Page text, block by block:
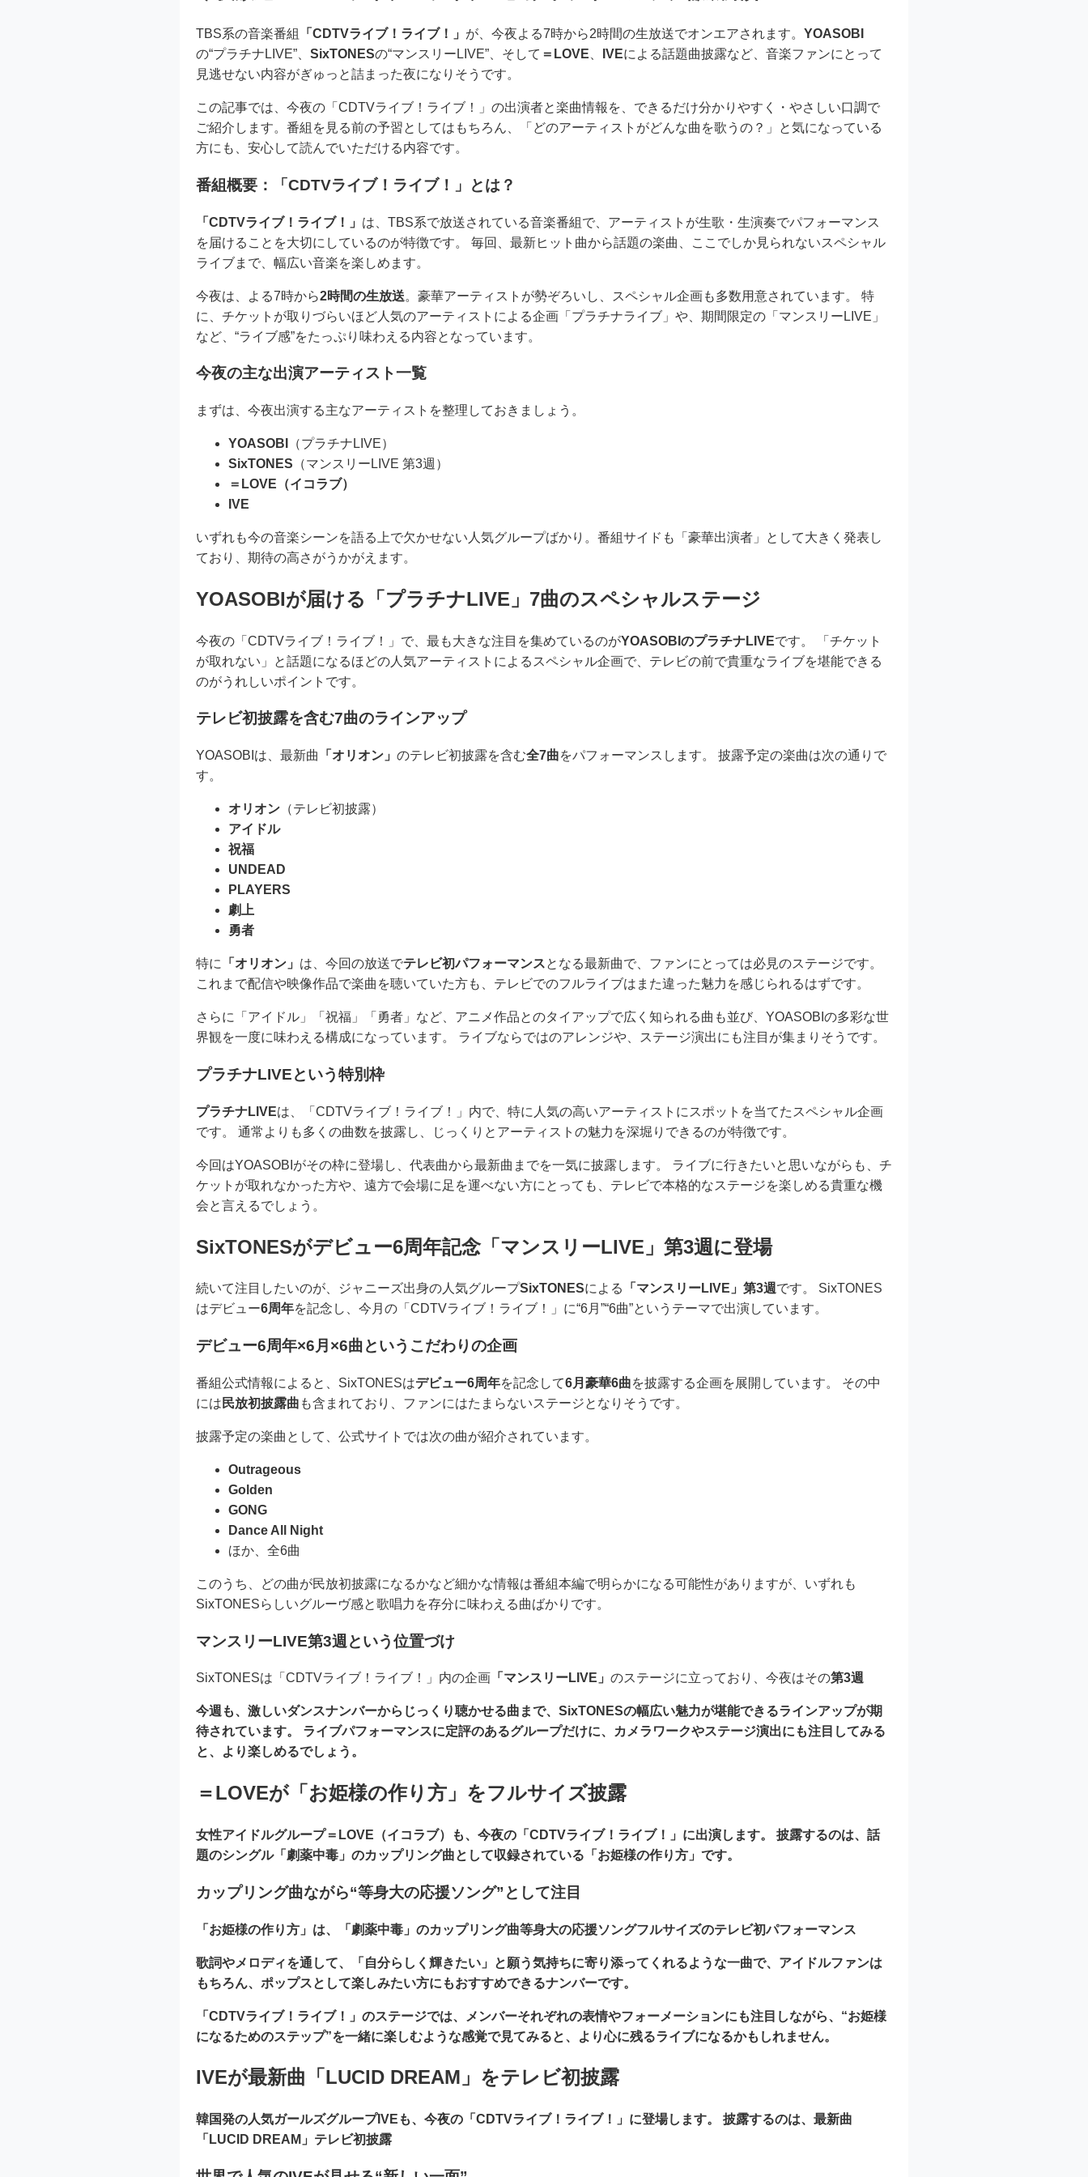
TBS系の音楽番組 「CDTVライブ！ライブ！」 が、今夜よる7時から2時間の生放送でオンエアされます。 YOASOBI
の“プラチナLIVE”、 SixTONESの“マンスリーLIVE”、そして ＝LOVE IVEによる話題曲披露など、音楽ファンにとって
見逃せない内容がぎゅっと詰まった夜になりそうです。
この記事では、今夜の「CDTVライブ！ライブ！」の出演者と楽曲情報を、できるだけ分かりやすく・やさしい口調で
ご紹介します。番組を見る前の予習としてはもちろん、「どのアーティストがどんな曲を歌うの？」と気になっている
方にも、安心して読んでいただける内容です。
番組概要：「CDTVライブ！ライブ！」とは？
「CDTVライブ！ライブ！」 は、TBS系で放送されている音楽番組で、アーティストが生歌・生演奏でパフォーマンス
を届けることを大切にしているのが特徴です。 毎回、最新ヒット曲から話題の楽曲、ここでしか見られないスペシャル
ライブまで、幅広い音楽を楽しめます。
今夜は、よる7時から2時間の生放送。豪華アーティストが勢ぞろいし、スペシャル企画も多数用意されています。 特
に、チケットが取りづらいほど人気のアーティストによる企画「プラチナライブ」や、期間限定の「マンスリーLIVE」
など、“ライブ感”をたっぷり味わえる内容となっています。
今夜の主な出演アーティスト一覧
まずは、今夜出演する主なアーティストを整理しておきましょう。
YOASOBI
（プラチナLIVE）
SixTONES （マンスリーLIVE 第3週）
＝LOVE（イコラブ）
IVE
いずれも今の音楽シーンを語る上で欠かせない人気グループばかり。番組サイドも「豪華出演者」として大きく発表し
ており、期待の高さがうかがえます。
YOASOBIが届ける「プラチナLIVE」7曲のスペシャルステージ
今夜の「CDTVライブ！ライブ！」で、最も大きな注目を集めているのがYOASOBIのプラチナLIVEです。 「チケット
が取れない」と話題になるほどの人気アーティストによるスペシャル企画で、テレビの前で貴重なライブを堪能できる
のがうれしいポイントです。
テレビ初披露を含む7曲のラインアップ
YOASOBIは、最新曲 「オリオン」 のテレビ初披露を含む全7曲をパフォーマンスします。 披露予定の楽曲は次の通りで
す。
オリオン （テレビ初披露）
アイドル
祝福
UNDEAD
PLAYERS
劇上
勇者
特に 「オリオン」 は、今回の放送でテレビ初パフォーマンスとなる最新曲で、ファンにとっては必見のステージです。
これまで配信や映像作品で楽曲を聴いていた方も、テレビでのフルライブはまた違った魅力を感じられるはずです。
さらに「アイドル」「祝福」「勇者」など、アニメ作品とのタイアップで広く知られる曲も並び、YOASOBIの多彩な世
界観を一度に味わえる構成になっています。 ライブならではのアレンジや、ステージ演出にも注目が集まりそうです。
プラチナLIVEという特別枠
プラチナLIVEは、「CDTVライブ！ライブ！」内で、特に人気の高いアーティストにスポットを当てたスペシャル企画
です。 通常よりも多くの曲数を披露し、じっくりとアーティストの魅力を深堀りできるのが特徴です。
今回はYOASOBIがその枠に登場し、代表曲から最新曲までを一気に披露します。 ライブに行きたいと思いながらも、チ
ケットが取れなかった方や、遠方で会場に足を運べない方にとっても、テレビで本格的なステージを楽しめる貴重な機
会と言えるでしょう。
SixTONESがデビュー6周年記念「マンスリーLIVE」第3週に登場
続いて注目したいのが、ジャニーズ出身の人気グループSixTONESによる 「マンスリーLIVE」第3週です。 SixTONES
はデビュー6周年を記念し、今月の「CDTVライブ！ライブ！」に“6月”“6曲”というテーマで出演しています。
デビュー6周年×6月×6曲というこだわりの企画
番組公式情報によると、SixTONESはデビュー6周年を記念して6月豪華6曲を披露する企画を展開しています。 その中
には 民放初披露曲 も含まれており、ファンにはたまらないステージとなりそうです。
披露予定の楽曲として、公式サイトでは次の曲が紹介されています。
Outrageous
Golden
GONG
Dance All Night
ほか、全6曲
このうち、どの曲が民放初披露になるかなど細かな情報は番組本編で明らかになる可能性がありますが、いずれも
SixTONESらしいグルーヴ感と歌唱力を存分に味わえる曲ばかりです。
マンスリーLIVE第3週という位置づけ
SixTONESは「CDTVライブ！ライブ！」内の企画 「マンスリーLIVE」 のステージに立っており、今夜はその第3週
今週も、激しいダンスナンバーからじっくり聴かせる曲まで、SixTONESの幅広い魅力が堪能できるラインアップが期
待されています。 ライブパフォーマンスに定評のあるグループだけに、カメラワークやステージ演出にも注目してみる
と、より楽しめるでしょう。
＝LOVEが「お姫様の作り方」をフルサイズ披露
女性アイドルグループ＝LOVE（イコラブ）
も、今夜の「CDTVライブ！ライブ！」に出演します。 披露するのは、話
題のシングル「劇薬中毒」のカップリング曲として収録されている 「お姫様の作り方」 です。
カップリング曲ながら“等身大の応援ソング”として注目
「お姫様の作り方」は、「劇薬中毒」のカップリング曲等身大の応援ソングフルサイズのテレビ初パフォーマンス
歌詞やメロディを通して、「自分らしく輝きたい」と願う気持ちに寄り添ってくれるような一曲で、アイドルファンは
もちろん、ポップスとして楽しみたい方にもおすすめできるナンバーです。
「CDTVライブ！ライブ！」のステージでは、メンバーそれぞれの表情やフォーメーションにも注目しながら、“お姫様
になるためのステップ”を一緒に楽しむような感覚で見てみると、より心に残るライブになるかもしれません。
IVEが最新曲「LUCID DREAM」をテレビ初披露
韓国発の人気ガールズグループIVE も、今夜の「CDTVライブ！ライブ！」に登場します。 披露するのは、最新曲
「LUCID DREAM」テレビ初披露